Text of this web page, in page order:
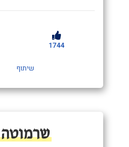
1744
שיתוף
שרמוטה